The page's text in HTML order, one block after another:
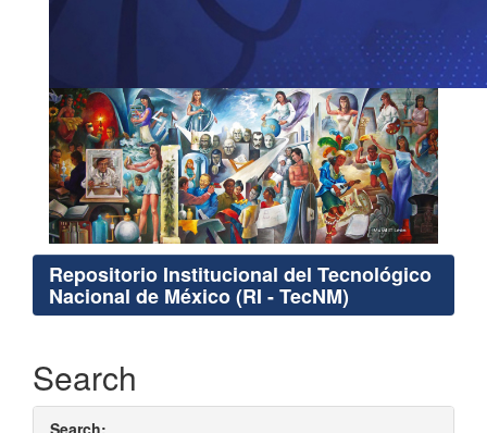
Repositorio Institucional del Tecnológico
Nacional de México (RI - TecNM)
Search